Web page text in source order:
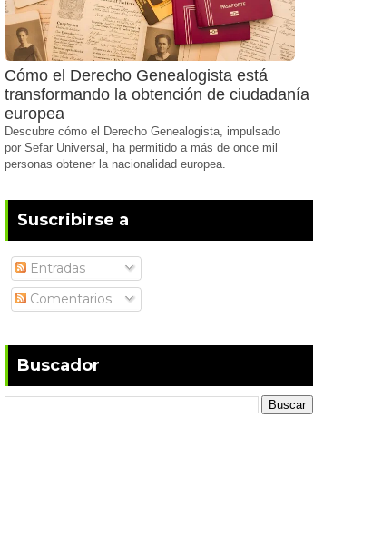
Cómo el Derecho Genealogista está
transformando la obtención de ciudadanía
europea
Descubre cómo el Derecho Genealogista, impulsado
por Sefar Universal, ha permitido a más de once mil
personas obtener la nacionalidad europea.
Suscribirse a
Entradas
Comentarios
Buscador